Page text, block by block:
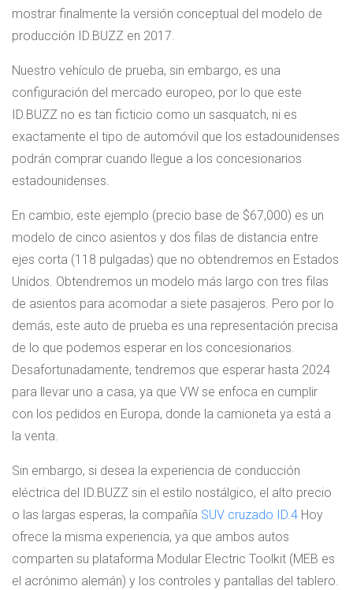
mostrar finalmente la versión conceptual del modelo de
producción ID.BUZZ en 2017.
Nuestro vehículo de prueba, sin embargo, es una
configuración del mercado europeo, por lo que este
ID.BUZZ no es tan ficticio como un sasquatch, ni es
exactamente el tipo de automóvil que los estadounidenses
podrán comprar cuando llegue a los concesionarios
estadounidenses.
En cambio, este ejemplo (precio base de $67,000) es un
modelo de cinco asientos y dos filas de distancia entre
ejes corta (118 pulgadas) que no obtendremos en Estados
Unidos. Obtendremos un modelo más largo con tres filas
de asientos para acomodar a siete pasajeros. Pero por lo
demás, este auto de prueba es una representación precisa
de lo que podemos esperar en los concesionarios.
Desafortunadamente, tendremos que esperar hasta 2024
para llevar uno a casa, ya que VW se enfoca en cumplir
con los pedidos en Europa, donde la camioneta ya está a
la venta.
Sin embargo, si desea la experiencia de conducción
eléctrica del ID.BUZZ sin el estilo nostálgico, el alto precio
o las largas esperas, la compañía SUV cruzado ID.4 Hoy
ofrece la misma experiencia, ya que ambos autos
comparten su plataforma Modular Electric Toolkit (MEB es
el acrónimo alemán) y los controles y pantallas del tablero.